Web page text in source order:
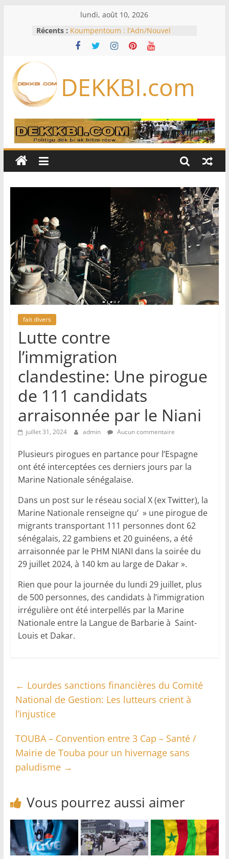
lundi, août 10, 2026
Récents : Koumpentoum : l’Adn/Nouvel
horizon veut fédérer les forces du
Niani
urnes
Éclipse solaire du 12 août: les
et en Afrique
États-Unis: à court de munitions, le
Pentagone demande à l’industrie
de l’armement d’accélérer sa
États-Unis: 30 ans après le meurtre
gang devant la justice lors d’un
procès historique
DEKKBI.com
fait divers
Lutte contre
l’immigration
clandestine: Une pirogue
de 111 candidats
arraisonnée par le Niani
juillet 31, 2024 admin Aucun commentaire
Plusieurs pirogues en partance pour l’Espagne
ont été interceptées ces derniers jours par la
Marine Nationale sénégalaise.
Dans un post sur le réseau social X (ex Twitter), la
Marine Nationale renseigne qu’ » une pirogue de
migrants transportant 111 personnes dont 62
sénégalais, 22 gambiens et 20 guinéens, a été
arraisonnée par le PHM NIANI dans la soirée du
29 juillet 2024, à 140 km au large de Dakar ».
Rien que pour la journée du lundi 29 juillet, plus
de 500 personnes, des candidats à l’immigration
irrégulière ont été interpellés par la Marine
Nationale entre la Langue de Barbarie à Saint-
Louis et Dakar.
← Lourdes sanctions financières du Comité
National de Gestion: Les lutteurs crient à
l’injustice
TOUBA – Convention entre 3 Cap – Santé /
Mairie de Touba pour un hivernage sans
paludisme →
Vous pourrez aussi aimer